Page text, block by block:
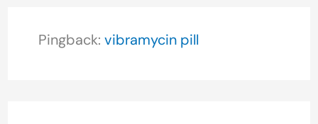
Pingback: vibramycin pill